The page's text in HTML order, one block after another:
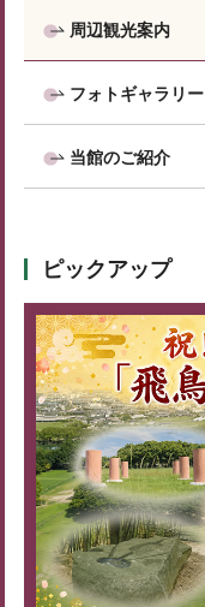
周辺観光案内
フォトギャラリー
当館のご紹介
ピックアップ